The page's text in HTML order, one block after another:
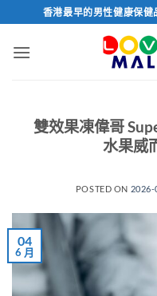
to
content
香港最早的男性健康保健
雙效果凍偉哥
水果威
POSTED ON
04
6 月